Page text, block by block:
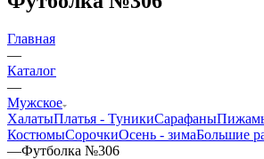
Главная
—
Каталог
—
Мужское
ХалатыПлатья - ТуникиСарафаны
КостюмыСорочкиOсень - зимаБольшие
—Футболка №306